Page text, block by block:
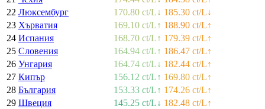
22 Люксембург 170.80 ct/L↓ 185.30 ct/L↓
23 Хърватия 169.10 ct/L↑ 188.90 ct/L↑
24 Испания 168.70 ct/L↑ 179.39 ct/L↑
25 Словения 164.94 ct/L↑ 186.47 ct/L↑
26 Унгария 164.74 ct/L↓ 182.44 ct/L↑
27 Кипър 156.12 ct/L↑ 169.80 ct/L↑
28 България 153.33 ct/L↑ 174.26 ct/L↑
29 Швеция 145.25 ct/L↓ 182.48 ct/L↑